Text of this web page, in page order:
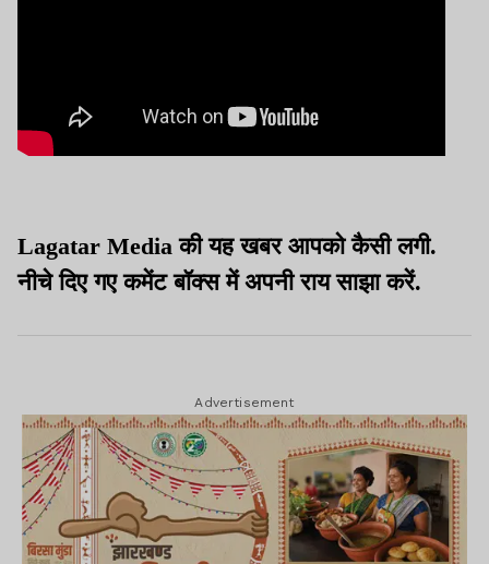
Lagatar Media की यह खबर आपको कैसी लगी.
नीचे दिए गए कमेंट बॉक्स में अपनी राय साझा करें.
Advertisement